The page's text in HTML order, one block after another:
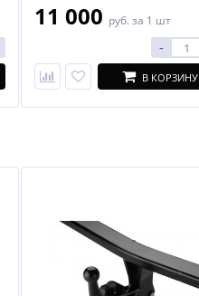
11 000 руб. за 1 шт
-
В КОРЗИНУ